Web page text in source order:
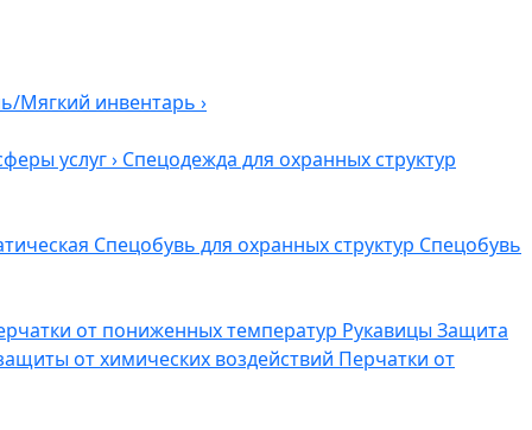
Мягкий инвентарь ›
услуг› Спецодежда для охранных структур
Спецобувь для охранных структур Спецобувь
от пониженных температур Рукавицы Защита
от химических воздействий Перчатки от